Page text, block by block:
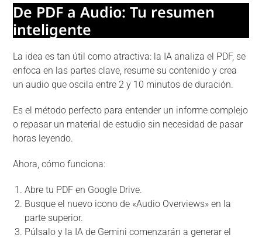
De PDF a Audio: Tu resumen
inteligente
La idea es tan útil como atractiva: la IA analiza el PDF, se
enfoca en las partes clave, resume su contenido y crea
un audio que oscila entre 2 y 10 minutos de duración.
Es el método perfecto para entender un informe complejo
o repasar un material de estudio sin necesidad de pasar
horas leyendo.
Ahora, cómo funciona:
Abre tu PDF en Google Drive.
Busque el nuevo icono de «Audio Overviews» en la
parte superior.
Púlsalo y la IA de Gemini comenzarán a generar el